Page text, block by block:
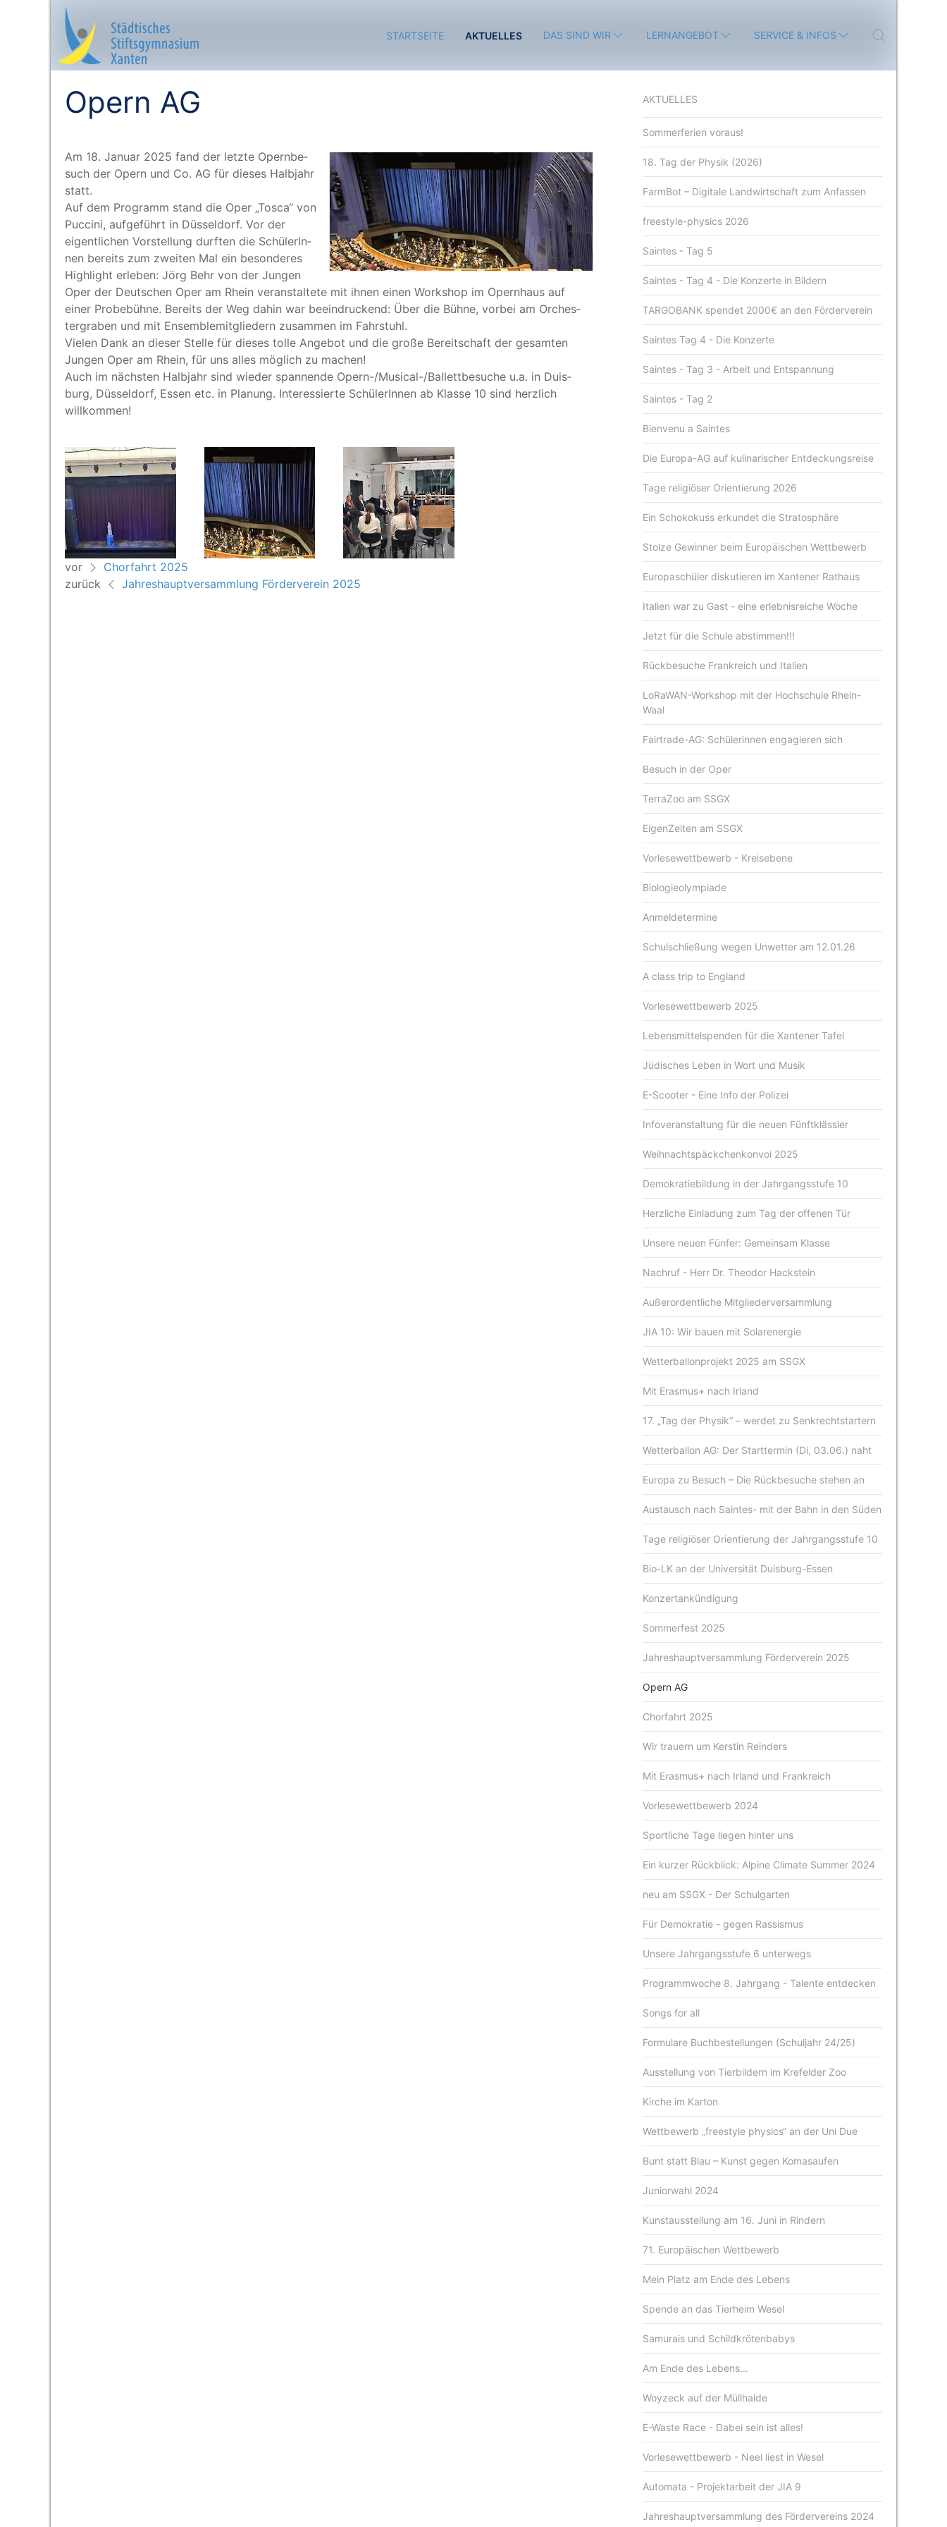
STARTSEITE AKTUELLES DAS SIND WIR LERNANGEBOT SERVICE & INFOS
Startseite
Aktuelles
Das sind wir
Lernangebot
Service & Infos
Opern AG
Am 18. Janu­ar 2025 fand der letz­te Opern­be­
such der Opern und Co. AG für die­ses Halb­jahr
statt.
Auf dem Pro­gramm stand die Oper „Tos­ca“ von
Puc­ci­ni, auf­ge­führt in Düs­sel­dorf. Vor der
eigent­li­chen Vor­stel­lung durf­ten die Schü­le­rIn­
nen bereits zum zwei­ten Mal ein beson­de­res
High­light erle­ben: Jörg Behr von der Jun­gen
Oper der Deut­schen Oper am Rhein ver­an­stal­te­te mit ihnen einen Work­shop im Opern­haus auf
einer Pro­be­büh­ne. Bereits der Weg dahin war beein­dru­ckend: Über die Büh­ne, vor­bei am Orches­
ter­gra­ben und mit Ensem­ble­mit­glie­dern zusam­men im Fahr­stuhl.
Vie­len Dank an die­ser Stel­le für die­ses tol­le Ange­bot und die gro­ße Bereit­schaft der gesam­ten
Jun­gen Oper am Rhein, für uns alles mög­lich zu machen!
Auch im nächs­ten Halb­jahr sind wie­der span­nen­de Opern-/Mu­si­cal-/Bal­lett­be­su­che u.a. in Duis­
burg, Düs­sel­dorf, Essen etc. in Pla­nung. Inter­es­sier­te Schü­le­rIn­nen ab Klas­se 10 sind herz­lich
willkommen!
vor
Chorfahrt 2025
zurück
Jahreshauptversammlung Förderverein 2025
AKTUELLES
Sommerferien voraus!
18. Tag der Physik (2026)
FarmBot – Digitale Landwirtschaft zum Anfassen
freestyle-physics 2026
Saintes - Tag 5
Saintes - Tag 4 - Die Konzerte in Bildern
TARGOBANK spendet 2000€ an den Förderverein
Saintes Tag 4 - Die Konzerte
Saintes - Tag 3 - Arbeit und Entspannung
Saintes - Tag 2
Bienvenu a Saintes
Die Europa-AG auf kulinarischer Entdeckungsreise
Tage religiöser Orientierung 2026
Ein Schokokuss erkundet die Stratosphäre
Stolze Gewinner beim Europäischen Wettbewerb
Europaschüler diskutieren im Xantener Rathaus
Italien war zu Gast - eine erlebnisreiche Woche
Jetzt für die Schule abstimmen!!!
Rückbesuche Frankreich und Italien
LoRaWAN-Workshop mit der Hochschule Rhein-
Waal
Fairtrade-AG: Schülerinnen engagieren sich
Besuch in der Oper
TerraZoo am SSGX
EigenZeiten am SSGX
Vorlesewettbewerb - Kreisebene
Biologieolympiade
Anmeldetermine
Schulschließung wegen Unwetter am 12.01.26
A class trip to England
Vorlesewettbewerb 2025
Lebensmittelspenden für die Xantener Tafel
Jüdisches Leben in Wort und Musik
E-Scooter - Eine Info der Polizei
Infoveranstaltung für die neuen Fünftklässler
Weihnachtspäckchenkonvoi 2025
Demokratiebildung in der Jahrgangsstufe 10
Herzliche Einladung zum Tag der offenen Tür
Unsere neuen Fünfer: Gemeinsam Klasse
Nachruf - Herr Dr. Theodor Hackstein
Außerordentliche Mitgliederversammlung
JIA 10: Wir bauen mit Solarenergie
Wetterballonprojekt 2025 am SSGX
Mit Erasmus+ nach Irland
17. „Tag der Physik“ – werdet zu Senkrechtstartern
Wetterballon AG: Der Starttermin (Di, 03.06.) naht
Europa zu Besuch – Die Rückbesuche stehen an
Austausch nach Saintes- mit der Bahn in den Süden
Tage religiöser Orientierung der Jahrgangsstufe 10
Bio-LK an der Universität Duisburg-Essen
Konzertankündigung
Sommerfest 2025
Jahreshauptversammlung Förderverein 2025
Opern AG
Chorfahrt 2025
Wir trauern um Kerstin Reinders
Mit Erasmus+ nach Irland und Frankreich
Vorlesewettbewerb 2024
Sportliche Tage liegen hinter uns
Ein kurzer Rückblick: Alpine Climate Summer 2024
neu am SSGX - Der Schulgarten
Für Demokratie - gegen Rassismus
Unsere Jahrgangsstufe 6 unterwegs
Programmwoche 8. Jahrgang - Talente entdecken
Songs for all
Formulare Buchbestellungen (Schuljahr 24/25)
Ausstellung von Tierbildern im Krefelder Zoo
Kirche im Karton
Wettbewerb „freestyle physics“ an der Uni Due
Bunt statt Blau – Kunst gegen Komasaufen
Juniorwahl 2024
Kunstausstellung am 16. Juni in Rindern
71. Europäischen Wettbewerb
Mein Platz am Ende des Lebens
Spende an das Tierheim Wesel
Samurais und Schildkrötenbabys
Am Ende des Lebens...
Woyzeck auf der Müllhalde
E-Waste Race - Dabei sein ist alles!
Vorlesewettbewerb - Neel liest in Wesel
Automata - Projektarbeit der JIA 9
Jahreshauptversammlung des Fördervereins 2024